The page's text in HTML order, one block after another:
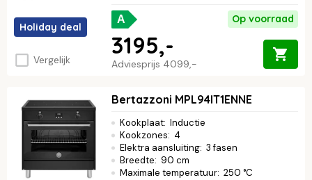
Holiday deal
Vergelijk
A Op voorraad
Adviesprijs 4099,-
3195,-
Bertazzoni MPL94IT1ENNE
Kookplaat: Inductie
Kookzones: 4
Elektra aansluiting: 3 fasen
Breedte: 90 cm
Maximale temperatuur: 250 °C